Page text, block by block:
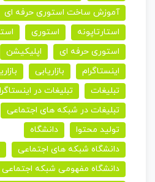
آموزش ساخت استوری حرفه ای
استارتاپونه
استوری
استوری حرفه ای
اپلیکیشن
اینستاگرام
بازاریابی
تبلیغات
تبلیغات در
تبلیغات در شبکه های اجتماعی
تولید محتوا
دانشگاه
دانشگاه شبکه های اجتماعی
دانشگاه مفهومی شبکه اجتماعی